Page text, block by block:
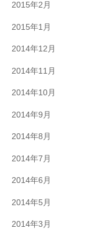
2015年2月
2015年1月
2014年12月
2014年11月
2014年10月
2014年9月
2014年8月
2014年7月
2014年6月
2014年5月
2014年3月